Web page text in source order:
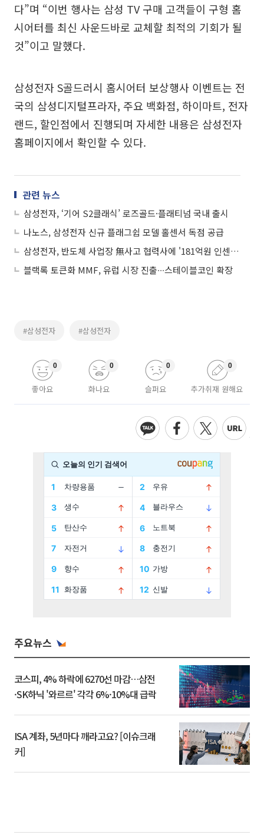
다”며 “이번 행사는 삼성 TV 구매 고객들이 구형 홈
시어터를 최신 사운드바로 교체할 최적의 기회가 될
것”이고 말했다.
삼성전자 S골드러시 홈시어터 보상행사 이벤트는 전
국의 삼성디지털프라자, 주요 백화점, 하이마트, 전자
랜드, 할인점에서 진행되며 자세한 내용은 삼성전자
홈페이지에서 확인할 수 있다.
관련 뉴스
삼성전자, ‘기어 S2클래식’ 로즈골드·플래티넘 국내 출시
나노스, 삼성전자 신규 플래그쉽 모델 홀센서 독점 공급
삼성전자, 반도체 사업장 無사고 협력사에 '181억원 인센티브' 지급
블랙록 토큰화 MMF, 유럽 시장 진출∙∙∙스테이블코인 확장
#삼성전자 #삼성전자
좋아요
0
화나요
0
슬퍼요
0
추가취재 원해요
0
주요뉴스
코스피, 4% 하락에 6270선 마감…삼전
·SK하닉 '와르르' 각각 6%·10%대 급락
ISA 계좌, 5년마다 깨라고요? [이슈크래
커]